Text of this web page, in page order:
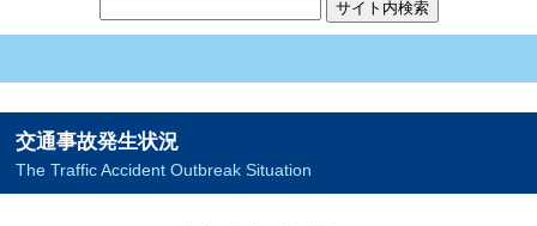
交通事故発生状況
The Traffic Accident Outbreak Situation